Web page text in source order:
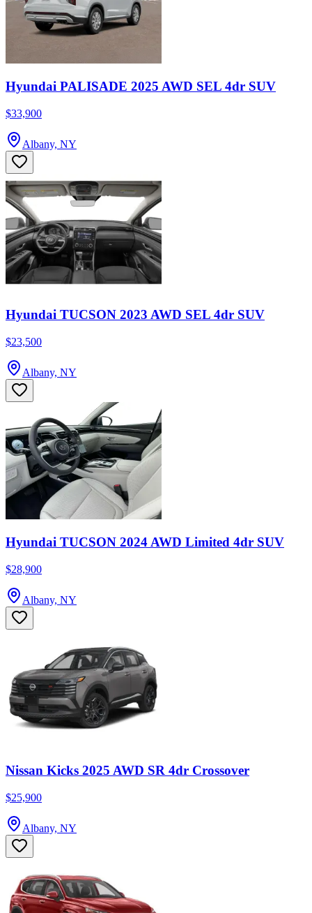
Hyundai PALISADE 2025 AWD SEL 4dr SUV
$33,900
Albany, NY
Hyundai TUCSON 2023 AWD SEL 4dr SUV
$23,500
Albany, NY
Hyundai TUCSON 2024 AWD Limited 4dr SUV
$28,900
Albany, NY
Nissan Kicks 2025 AWD SR 4dr Crossover
$25,900
Albany, NY